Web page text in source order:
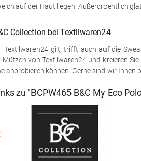
auf der Haut liegen. Außerordentlich
Collection bei Textilwaren24
Textilwaren24 gilt, trifft auch auf die
von Textilwaren24 und kreieren
anprobieren können. Gerne sind wir
zu "BCPW465 B&C My Eco